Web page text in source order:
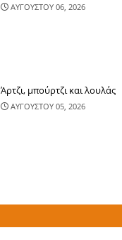
ΑΥΓΟΥΣΤΟΥ 06, 2026
Άρτζι, μπούρτζι και λουλάς
ΑΥΓΟΥΣΤΟΥ 05, 2026